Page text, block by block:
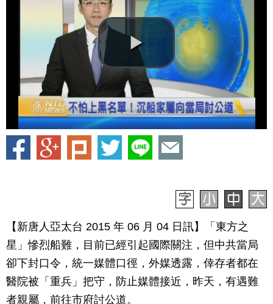
【新唐人亞太台 2015 年 06 月 04 日訊】「東方之
星」慘烈船難，目前已經引起國際關注，但中共當局
卻下封口令，統一媒體口徑，外媒透露，倖存者都在
醫院被「重兵」把守，防止媒體接近，昨天，有遇難
者親屬，前往市府討公道。